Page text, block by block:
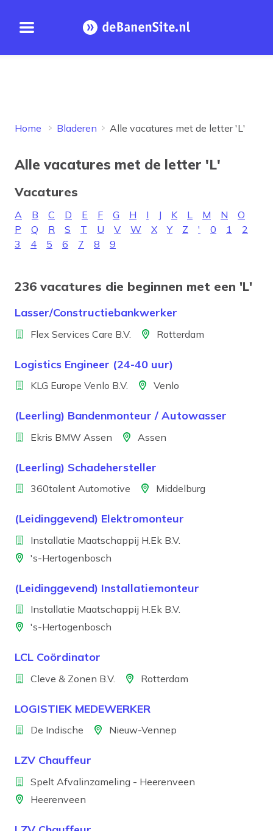
Open menu Homepage
Home Bladeren Alle vacatures met de letter 'L'
Alle vacatures met de letter 'L'
Vacatures
A B C D E F G H I J K L M N
O
P
Q R S T U V W X Y Z ' 0 1
2
3
4 5 6 7 8 9
236 vacatures die beginnen met een 'L'
Lasser/Constructiebankwerker
BedrijfFlex Services Care B.V. LocatieRotterdam
Logistics Engineer (24-40 uur)
BedrijfKLG Europe Venlo B.V. LocatieVenlo
(Leerling) Bandenmonteur / Autowasser
BedrijfEkris BMW Assen LocatieAssen
(Leerling) Schadehersteller
Bedrijf360talent Automotive LocatieMiddelburg
(Leidinggevend) Elektromonteur
BedrijfInstallatie Maatschappij H.Ek B.V.
Locatie's-Hertogenbosch
(Leidinggevend) Installatiemonteur
BedrijfInstallatie Maatschappij H.Ek B.V.
Locatie's-Hertogenbosch
LCL Coördinator
BedrijfCleve & Zonen B.V. LocatieRotterdam
LOGISTIEK MEDEWERKER
BedrijfDe Indische LocatieNieuw-Vennep
LZV Chauffeur
BedrijfSpelt Afvalinzameling - Heerenveen
LocatieHeerenveen